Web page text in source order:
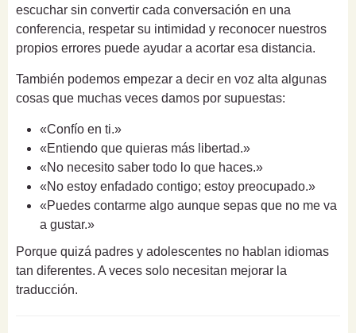
escuchar sin convertir cada conversación en una
conferencia, respetar su intimidad y reconocer nuestros
propios errores puede ayudar a acortar esa distancia.
También podemos empezar a decir en voz alta algunas
cosas que muchas veces damos por supuestas:
«Confío en ti.»
«Entiendo que quieras más libertad.»
«No necesito saber todo lo que haces.»
«No estoy enfadado contigo; estoy preocupado.»
«Puedes contarme algo aunque sepas que no me va
a gustar.»
Porque quizá padres y adolescentes no hablan idiomas
tan diferentes. A veces solo necesitan mejorar la
traducción.